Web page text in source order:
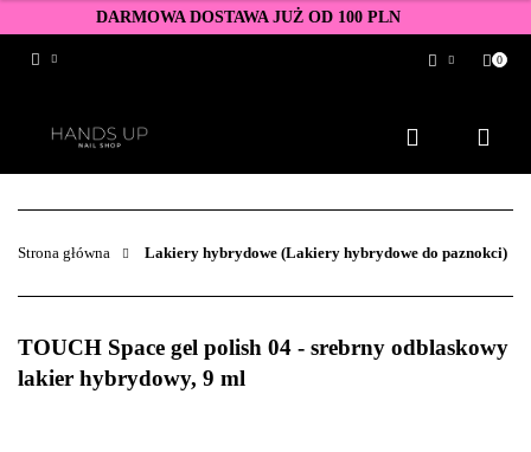
DARMOWA DOSTAWA JUŻ OD 100 PLN
Zarejestruj się
Dodaj zgłoszenie
Zgody cookies
0
Strona główna Lakiery hybrydowe (Lakiery hybrydowe do paznokci)
TOUCH Space gel polish 04 - srebrny odblaskowy
lakier hybrydowy, 9 ml